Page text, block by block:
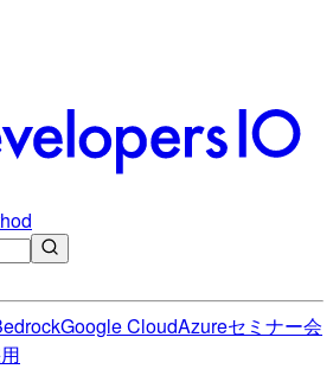
Google CloudAzureセミナー会